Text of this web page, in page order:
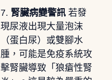
7. 腎臟病變警訊若發
現尿液出現大量泡沫
（蛋白尿）或雙腳水
腫，可能是免疫系統攻
擊腎臟導致「狼瘡性腎